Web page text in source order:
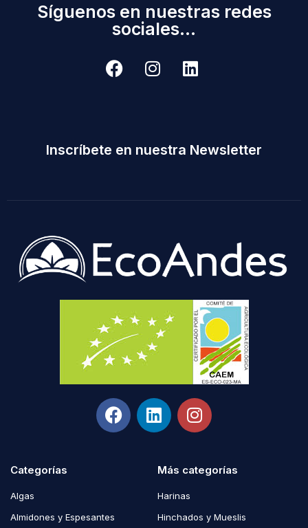
Síguenos en nuestras redes
sociales...
Inscríbete en nuestra Newsletter
Categorías
Algas
Almidones y Espesantes
Más categorías
Harinas
Hinchados y Mueslis